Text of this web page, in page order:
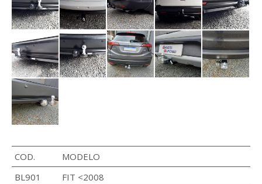
COD.
MODELO
BL901
FIT <2008